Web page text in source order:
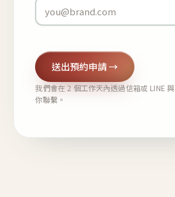
送出預約申請 →
我們會在 2 個工作天內透過信箱或 LINE 與
你聯繫。